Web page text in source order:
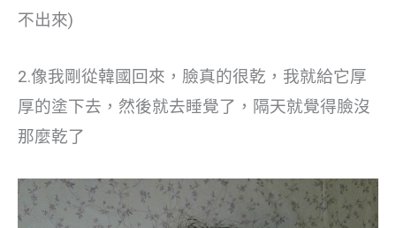
不出來)
2.像我剛從韓國回來，臉真的很乾，我就給它厚
厚的塗下去，然後就去睡覺了，隔天就覺得臉沒
那麼乾了